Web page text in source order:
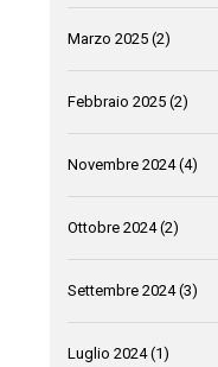
Marzo 2025 (2)
Febbraio 2025 (2)
Novembre 2024(4)
Ottobre 2024(2)
Settembre 2024(3)
Luglio 2024(1)